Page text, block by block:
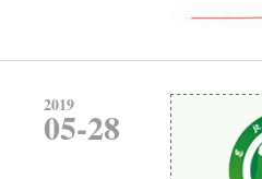
2019
05-28